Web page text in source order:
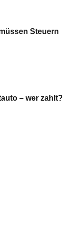
Steuern
– wer zahlt?